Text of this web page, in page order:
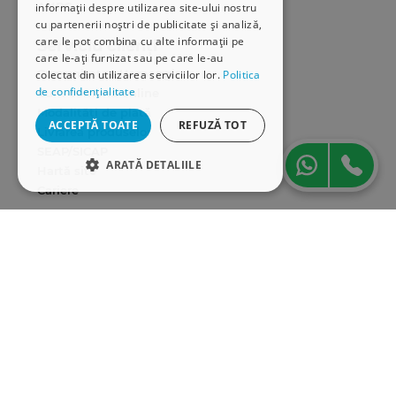
informații despre utilizarea site-ului nostru
cu partenerii noștri de publicitate și analiză,
care le pot combina cu alte informații pe
care le-ați furnizat sau pe care le-au
colectat din utilizarea serviciilor lor. Politica
de confidențialitate
ACCEPTĂ TOATE REFUZĂ TOT
ARATĂ DETALIILE
STRICT NECESARE
ANPC
Serviciu clienți
Comunitatea Hamangiu
Cum comand online
Modalități de plată
Livrarea produselor
Hartă site
Cariere